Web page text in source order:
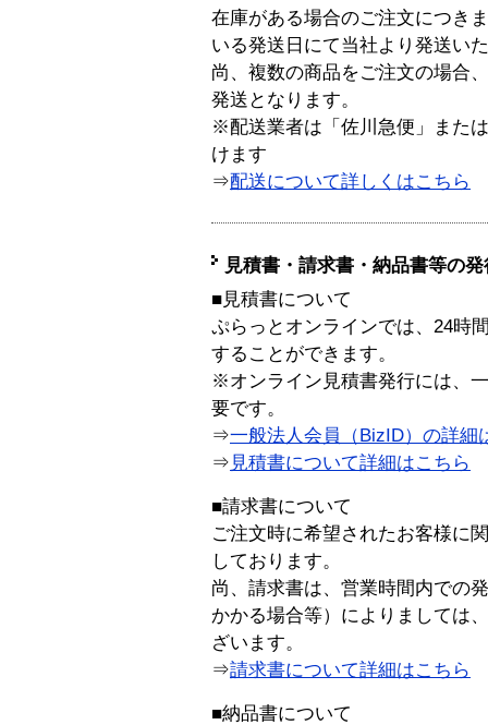
在庫がある場合のご注文につき
いる発送日にて当社より発送い
尚、複数の商品をご注文の場合
発送となります。
※配送業者は「佐川急便」また
けます
⇒配送について詳しくはこちら
見積書・請求書・納品書等の
■見積書について
ぷらっとオンラインでは、24時
することができます。
※オンライン見積書発行には、
要です。
⇒一般法人会員（BizID）の詳細
⇒ 見積書について詳細はこちら
■請求書について
ご注文時に希望されたお客様に
しております。
尚、請求書は、営業時間内での
かかる場合等）によりましては
ざいます。
⇒請求書について詳細はこちら
■納品書について